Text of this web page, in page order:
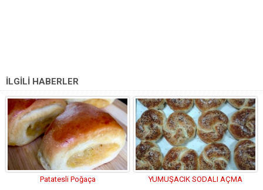
İLGİLİ HABERLER
Patatesli Poğaça YUMUŞACIK SODALI AÇMA